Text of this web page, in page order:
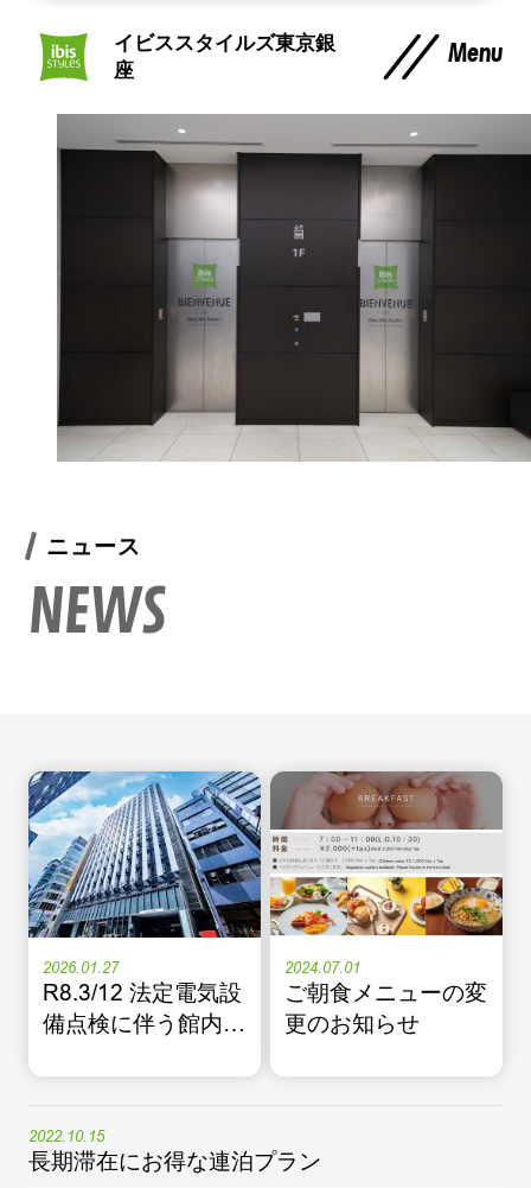
イビススタイルズ東京銀
座
Menu
ニュース
NEWS
2026.01.27
R8.3/12 法定電気設
備点検に伴う館内停
2024.07.01
ご朝食メニューの変
更のお知らせ
2022.10.15
長期滞在にお得な連泊プラン